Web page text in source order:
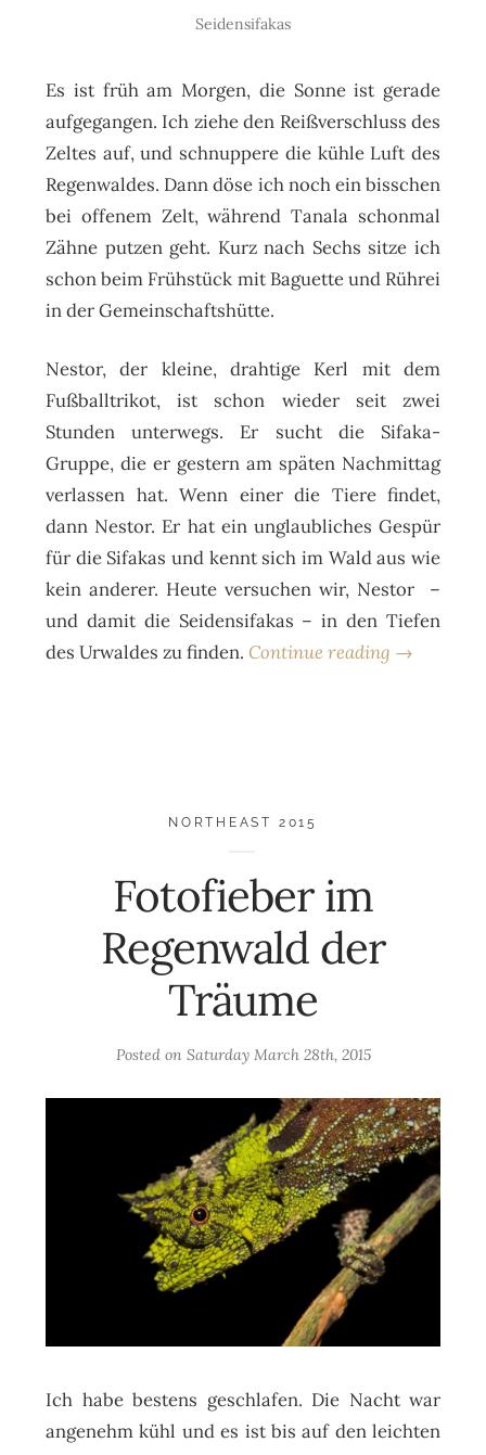
Seidensifakas
Es ist früh am Morgen, die Sonne ist gerade
aufgegangen. Ich ziehe den Reißverschluss des
Zeltes auf, und schnuppere die kühle Luft des
Regenwaldes. Dann döse ich noch ein bisschen
bei offenem Zelt, während Tanala schonmal
Zähne putzen geht. Kurz nach Sechs sitze ich
schon beim Frühstück mit Baguette und Rührei
in der Gemeinschaftshütte.
Nestor, der kleine, drahtige Kerl mit dem
Fußballtrikot, ist schon wieder seit zwei
Stunden unterwegs. Er sucht die Sifaka-
Gruppe, die er gestern am späten Nachmittag
verlassen hat. Wenn einer die Tiere findet,
dann Nestor. Er hat ein unglaubliches Gespür
für die Sifakas und kennt sich im Wald aus wie
kein anderer. Heute versuchen wir, Nestor –
und damit die Seidensifakas – in den Tiefen
des Urwaldes zu finden. Continue reading →
NORTHEAST 2015
Fotofieber im
Regenwald der
Träume
Posted on Saturday March 28th, 2015
Ich habe bestens geschlafen. Die Nacht war
angenehm kühl und es ist bis auf den leichten